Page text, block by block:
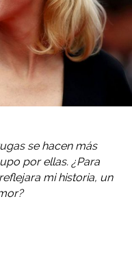
se hacen más
por ellas. ¿Para
mi historia, un